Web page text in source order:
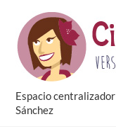
content
Espacio
Sánchez